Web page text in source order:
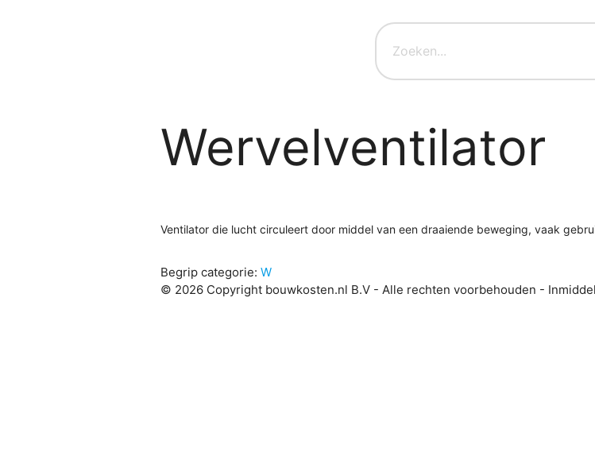
Wervelventilator
Ventilator die lucht circuleert door middel van een draaiende beweging, vaak
Begrip categorie: W
© 2026 Copyright bouwkosten.nl B.V - Alle rechten voorbehouden -